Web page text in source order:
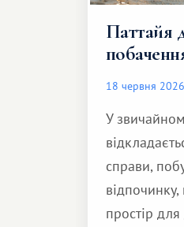
Паттайя
18 червня 2026
У
справи,
відпочинку,
простір